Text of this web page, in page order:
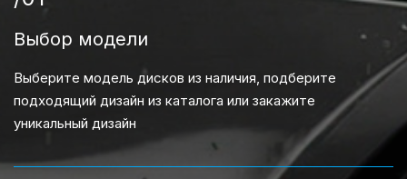
Выбор модели
Выберите модель дисков из наличия, подберите
подходящий дизайн из каталога или закажите
уникальный дизайн